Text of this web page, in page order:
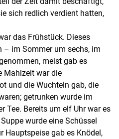
sich redlich verdient hatten,
das Frühstück. Dieses
– im Sommer um sechs, im
meist gab es
Mahlzeit war die
und die Wuchteln gab, die
getrunken wurde im
Tee. Bereits um elf Uhr war es
wurde eine Schüssel
Hauptspeise gab es Knödel,